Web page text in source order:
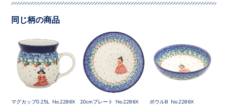
同じ柄の商品
マグカップ0.25L No.2286X 20cmプレート No.2286X ボウルB No.2286X